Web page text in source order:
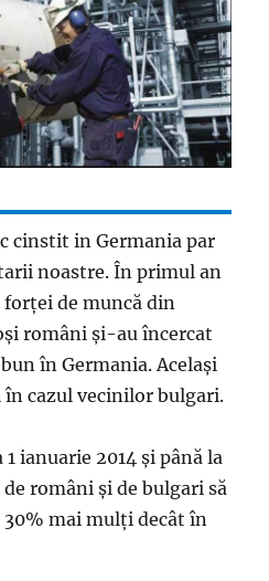
cinstit in Germania par
noastre. În primul an
de muncă din
români şi-au încercat
în Germania. Acelaşi
cazul vecinilor bulgari.
ianuarie 2014 şi până la
români şi de bulgari să
30% mai mulţi decât în